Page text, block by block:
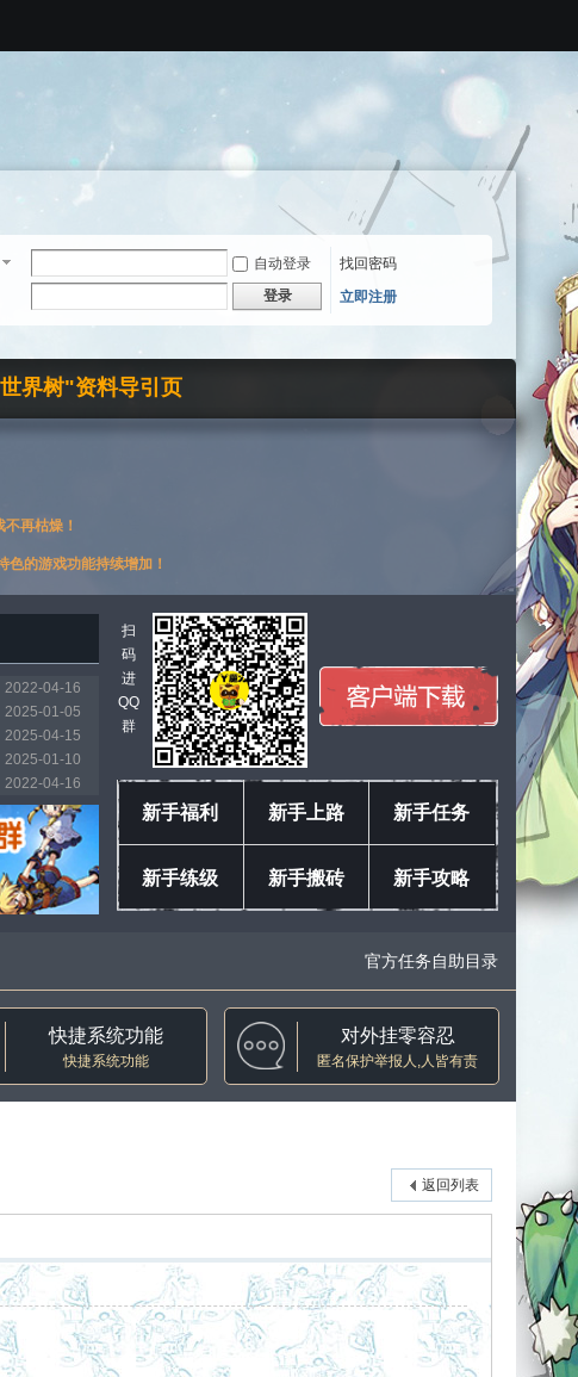
自动登录
找回密码
登录 立即注册
界树"资料导引页
再枯燥！
色的游戏功能持续增加！
2022-04-16
2025-01-05
2025-04-15
2025-01-10
2022-04-16
2026-03-11
2025-01-18
2022-04-04
2022-04-16
2022-04-16
扫
码
进
QQ
群
新手福利 新手上路 新手任务
新手练级 新手搬砖 新手攻略
官方任务自助目录
快捷系统功能
快捷系统功能
对外挂零容忍
匿名保护举报人,人皆有责
返回列表